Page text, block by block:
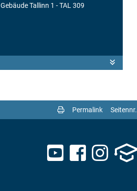
Gebäude Tallinn 1 - TAL 309
Permalink Seitennr.